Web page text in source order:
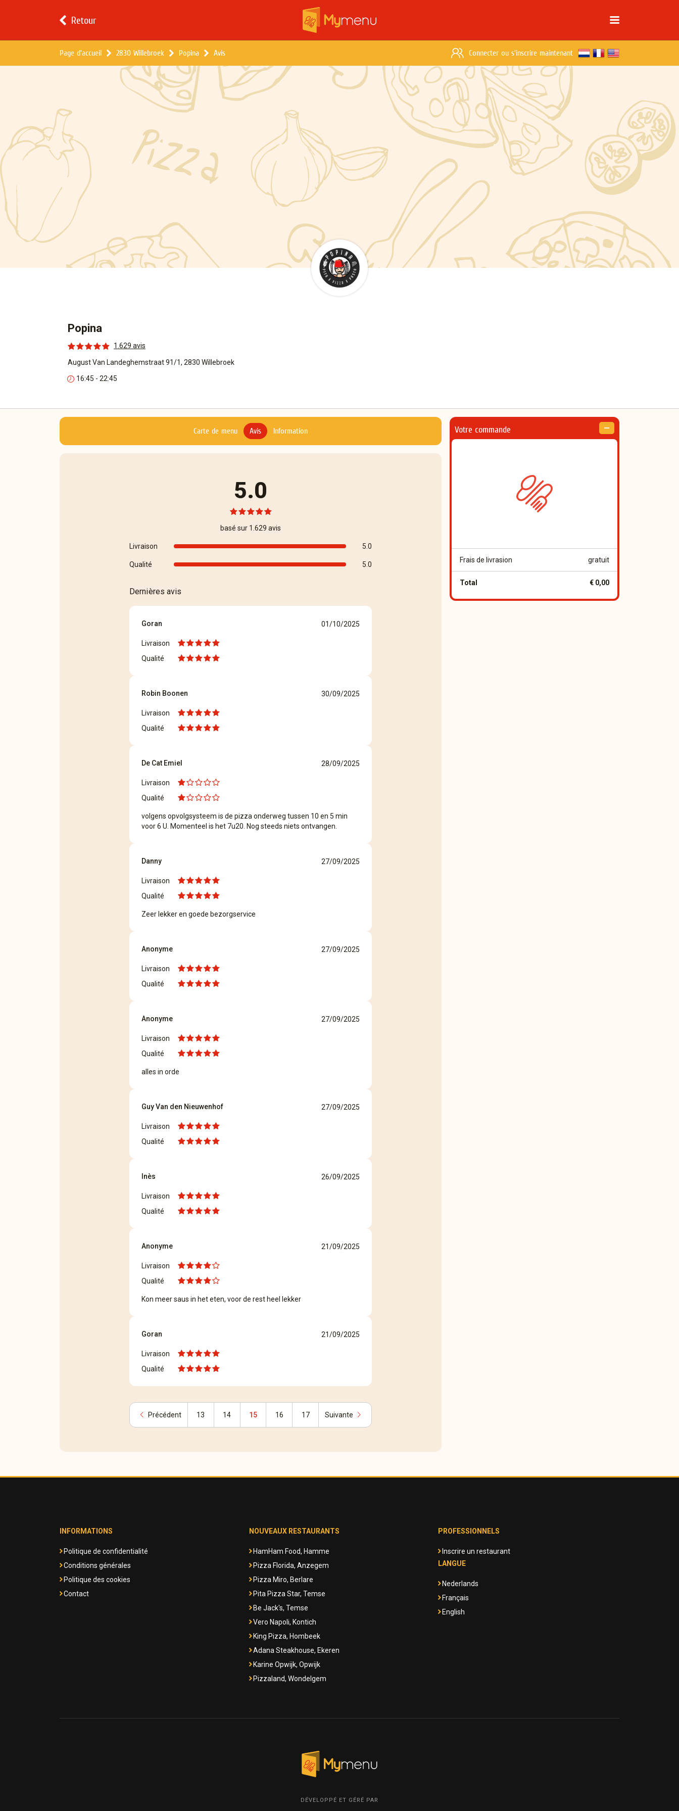
Retour
Page d'accueil 2830 Willebroek Popina Avis Connecter ou s'inscrire maintenant
Popina
1.629 avis
August Van Landeghemstraat 91/1, 2830 Willebroek
16:45 - 22:45
Votre commande
Frais de livrasion gratuit
Total € 0,00
Carte de menu Avis Information
5.0
basé sur 1.629 avis
Livraison 5.0
Qualité 5.0
Dernières avis
Goran 01/10/2025
Livraison
Qualité
Robin Boonen 30/09/2025
Livraison
Qualité
De Cat Emiel 28/09/2025
Livraison
Qualité
volgens opvolgsysteem is de pizza onderweg tussen 10 en 5 min
voor 6 U. Momenteel is het 7u20. Nog steeds niets ontvangen.
Danny 27/09/2025
Livraison
Qualité
Zeer lekker en goede bezorgservice
Anonyme 27/09/2025
Livraison
Qualité
Anonyme 27/09/2025
Livraison
Qualité
alles in orde
Guy Van den Nieuwenhof 27/09/2025
Livraison
Qualité
Inès 26/09/2025
Livraison
Qualité
Anonyme 21/09/2025
Livraison
Qualité
Kon meer saus in het eten, voor de rest heel lekker
Goran 21/09/2025
Livraison
Qualité
chevron_left Précédent 13 14 15 16 17 Suivante chevron_right
INFORMATIONS
Politique de confidentialité
Conditions générales
Politique des cookies
Contact
NOUVEAUX RESTAURANTS
HamHam Food, Hamme
Pizza Florida, Anzegem
Pizza Miro, Berlare
Pita Pizza Star, Temse
Be Jack's, Temse
Vero Napoli, Kontich
King Pizza, Hombeek
Adana Steakhouse, Ekeren
Karine Opwijk, Opwijk
Pizzaland, Wondelgem
PROFESSIONNELS
Inscrire un restaurant
LANGUE
Nederlands
Français
English
DÉVELOPPÉ ET GÉRÉ PAR